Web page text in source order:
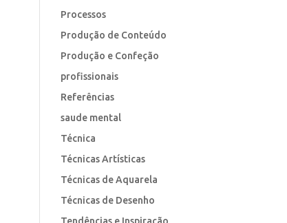
Processos
Produção de Conteúdo
Produção e Confeção
profissionais
Referências
saude mental
Técnica
Técnicas Artísticas
Técnicas de Aquarela
Técnicas de Desenho